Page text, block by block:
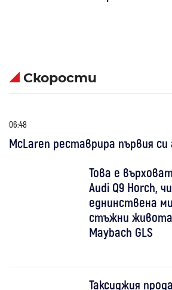
Скорости
06:48
McLaren реставрира първия
Това е
Audi Q9 Horch,
еднинствена
стъжни
Maybach GLS
Таксиджия